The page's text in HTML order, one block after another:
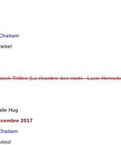
Thilliez (La chambre des morts - Lucie
Hug
2017